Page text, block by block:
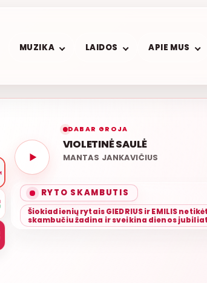
MUZIKA LAIDOS APIE MUS
DABAR GROJA
VIOLETINĖ SAULĖ
MANTAS JANKAVIČIUS
RYTO SKAMBUTIS
Šiokiadienių rytais GIEDRIUS ir EMILIS
skambučiu žadina ir sveikina dienos